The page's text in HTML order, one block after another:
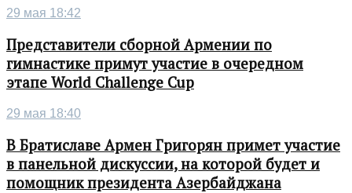
29 мая 18:42
Представители сборной Армении по
гимнастике примут участие в очередном
этапе World Challenge Cup
29 мая 18:40
В Братиславе Армен Григорян примет участие
в панельной дискуссии, на которой будет и
помощник президента Азербайджана